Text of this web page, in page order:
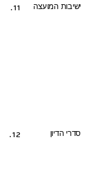
11. ישיבות המועצה
12. סדרי הדיון